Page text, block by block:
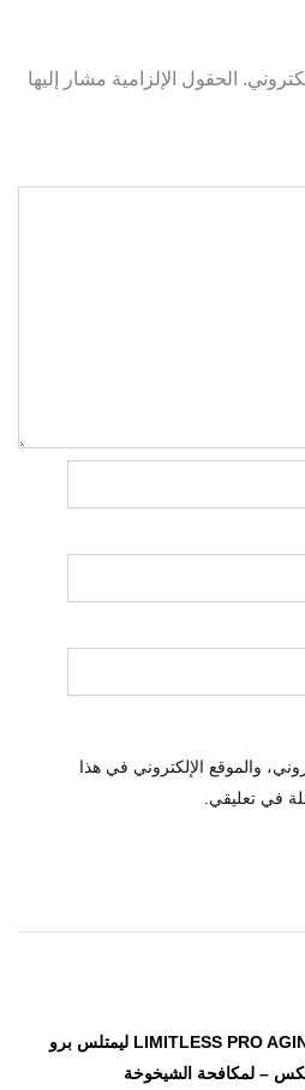
الحقول الإلزامية مشار إليها
والموقع الإلكتروني في هذا
في تعليقي.
كبسولات LIMITLESS PRO AGING ليمتلس برو
– لمكافحة الشيخوخة